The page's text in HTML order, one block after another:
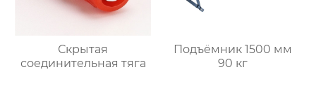
Скрытая
соединительная тяга
Подъёмник 1500 мм
90 кг